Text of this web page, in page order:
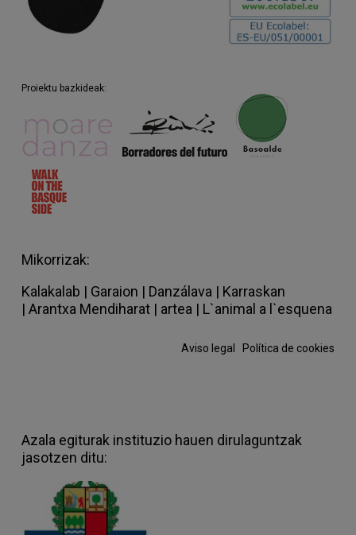
Proiektu bazkideak:
Mikorrizak:
Kalakalab | Garaion | Danzálava | Karraskan
| Arantxa Mendiharat | artea | L`animal a l`esquena
Aviso legal Política de cookies
Azala egiturak instituzio hauen dirulaguntzak
jasotzen ditu: